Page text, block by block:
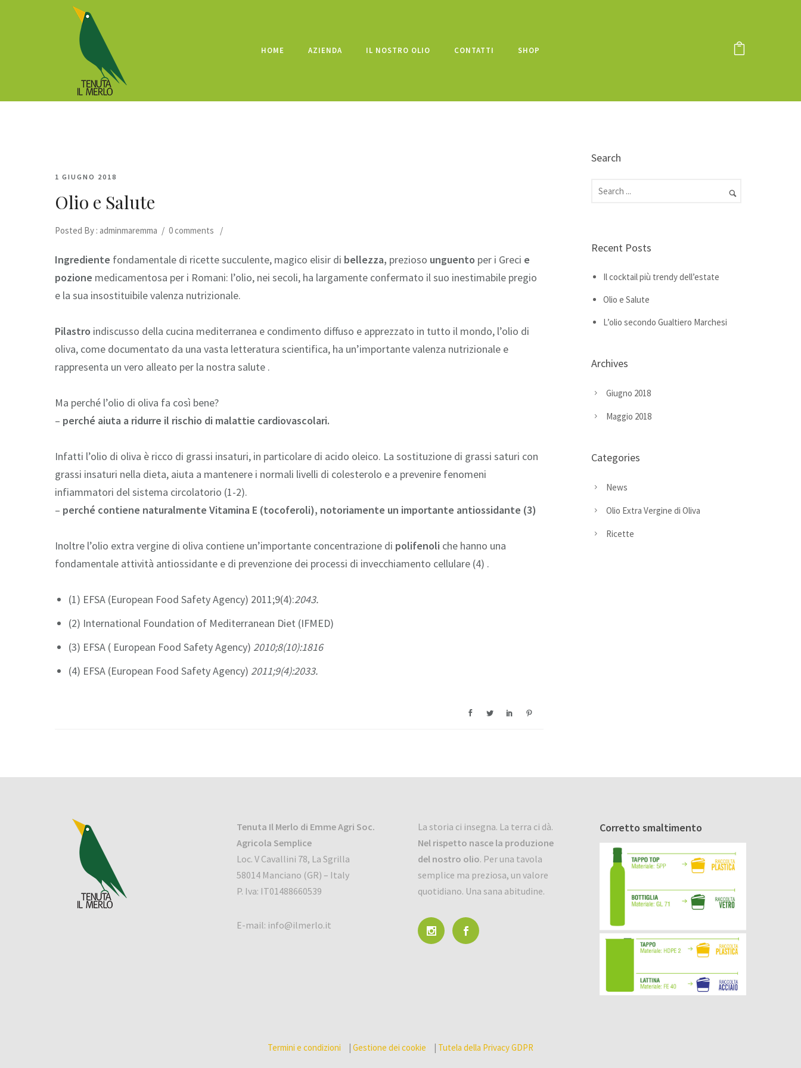
HOME AZIENDA IL NOSTRO OLIO CONTATTI SHOP
1 GIUGNO 2018
Olio e Salute
Posted By : adminmaremma / 0 comments /
Ingrediente fondamentale di ricette succulente, magico elisir di bellezza, prezioso unguento per i Greci e
pozione medicamentosa per i Romani: l’olio, nei secoli, ha largamente confermato il suo inestimabile pregio
e la sua insostituibile valenza nutrizionale.
Pilastro indiscusso della cucina mediterranea e condimento diffuso e apprezzato in tutto il mondo, l’olio di
oliva, come documentato da una vasta letteratura scientifica, ha un’importante valenza nutrizionale e
rappresenta un vero alleato per la nostra salute .
Ma perché l’olio di oliva fa così bene?
– perché aiuta a ridurre il rischio di malattie cardiovascolari.
Infatti l’olio di oliva è ricco di grassi insaturi, in particolare di acido oleico. La sostituzione di grassi saturi con
grassi insaturi nella dieta, aiuta a mantenere i normali livelli di colesterolo e a prevenire fenomeni
infiammatori del sistema circolatorio (1-2).
– perché contiene naturalmente Vitamina E (tocoferoli), notoriamente un importante antiossidante (3)
Inoltre l’olio extra vergine di oliva contiene un’importante concentrazione di polifenoli che hanno una
fondamentale attività antiossidante e di prevenzione dei processi di invecchiamento cellulare (4) .
(1) EFSA (European Food Safety Agency) 2011;9(4):2043.
(2) International Foundation of Mediterranean Diet (IFMED)
(3) EFSA ( European Food Safety Agency)2010;8(10):1816
(4) EFSA (European Food Safety Agency)2011;9(4):2033.
Search
Recent Posts
Il cocktail più trendy dell’estate
Olio e Salute
L’olio secondo Gualtiero Marchesi
Archives
Giugno 2018
Maggio 2018
Categories
News
Olio Extra Vergine di Oliva
Ricette
Tenuta Il Merlo di Emme Agri Soc.
Agricola Semplice
Loc. V Cavallini 78, La Sgrilla
58014 Manciano (GR) – Italy
P. Iva: IT01488660539
E-mail: info@ilmerlo.it
La storia ci insegna. La terra ci dà.
Nel rispetto nasce la produzione
del nostro olio. Per una tavola
semplice ma preziosa, un valore
quotidiano. Una sana abitudine.
Corretto smaltimento
Termini e condizioni | Gestione dei cookie | Tutela della Privacy GDPR